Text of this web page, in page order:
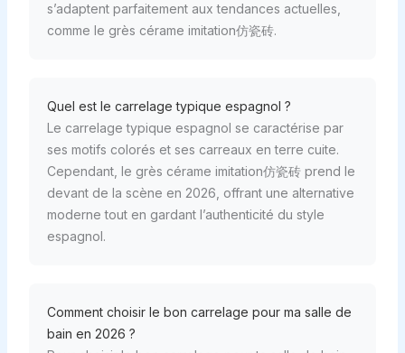
s’adaptent parfaitement aux tendances actuelles,
comme le grès cérame imitation仿瓷砖.
Quel est le carrelage typique espagnol ?
Le carrelage typique espagnol se caractérise par
ses motifs colorés et ses carreaux en terre cuite.
Cependant, le grès cérame imitation仿瓷砖 prend le
devant de la scène en 2026, offrant une alternative
moderne tout en gardant l’authenticité du style
espagnol.
Comment choisir le bon carrelage pour ma salle de
bain en 2026 ?